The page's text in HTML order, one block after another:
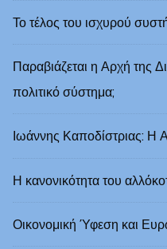
Το τέλος του ισχυρού
Παραβιάζεται η Αρχή της
πολιτικό σύστημα;
Ιωάννης Καποδίστριας: Η
Η κανονικότητα του
Οικονομική Ύφεση και